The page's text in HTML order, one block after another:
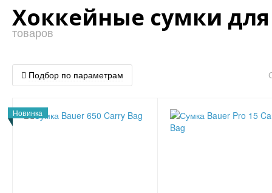
Хоккейные сумки
товаров
Подбор по параметрам
Новинка